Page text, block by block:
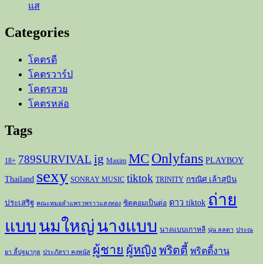
แส
Categories
โคตรดี
โคตรวาร์ป
โคตรสวย
โคตรหล่อ
Tags
18+ 789SURVIVAL ig Maxim MC Onlyfans PLAYBOY
Thailand sexy SONRAY MUSIC tiktok TRINITY กรณิศ เล้าสุบิน
ประเสริฐ คณะหมอลำแพรวพราวแสงทอง ซิตคอมเป็นต่อ ดาว tiktok ถ่าย
แบบ นมใหญ่นางแบบ นางแบบเกาหลี นุ่น ลลดา ประณ
ยา ลี้ปฐมากุล ประภัสรา คงพนัส ผู้ชาย ผู้หญิง พริตตี้ พริตตี้งาน